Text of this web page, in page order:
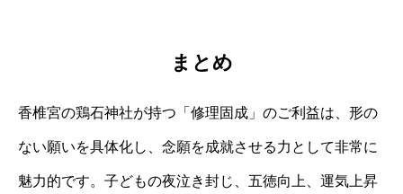
まとめ
香椎宮の鶏石神社が持つ「修理固成」のご利益は、形の
ない願いを具体化し、念願を成就させる力として非常に
魅力的です。子どもの夜泣き封じ、五徳向上、運気上昇